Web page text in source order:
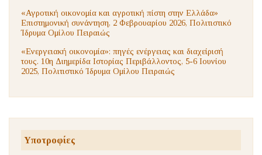
«Αγροτική οικονομία και αγροτική πίστη στην Ελλάδα»
Επιστημονική συνάντηση, 2 Φεβρουαρίου 2026, Πολιτιστικό
Ίδρυμα Ομίλου Πειραιώς
«Ενεργειακή οικονομία»: πηγές ενέργειας και διαχείρισή
τους. 10η Διημερίδα Ιστορίας Περιβάλλοντος, 5-6 Ιουνίου
2025, Πολιτιστικό Ίδρυμα Ομίλου Πειραιώς
Υποτροφίες